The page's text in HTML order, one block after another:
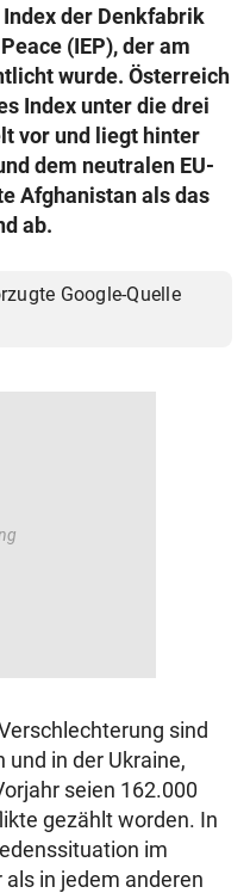
2026
der Denkfabrik
(IEP), der am
wurde. Österreich
Index unter die drei
vor und liegt hinter
dem neutralen EU-
Afghanistan als das
ab.
Google-Quelle
sind
in der Ukraine,
seien 162.000
gezählt worden. In
im
in jedem anderen